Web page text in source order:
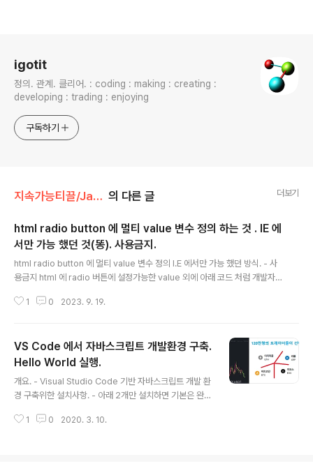
igotit
정의. 관계. 클리어. : coding : making : creating :
developing : trading : enjoying
구독하기
지속가능티끌/JavaScript 의 다른 글 더보기
html radio button 에 멀티 value 변수 정의 하는 것 . IE 에
서만 가능 했던 것(똥). 사용금지.
html radio button 에 멀티 value 변수 정의 I.E 에서만 가능 했던 방식. - 사
용금지 html 에 radio 버튼에 설정가능한 value 외에 아래 코드 처럼 개발자
o 버튼 클릭시 value, value_id 각각의 값을 모두 활용가능하여 편리했는데,
닌 것을 인터넷 익스플로러에서는 사용 하게 했다는? 아 시발 ... 결국 MS 지들
도 인터넷 익스플로러 못쓰게 하려고 쌩쑈를 하고 있지..하 그런다고 에지 사용
할것 같음 ? 에지 사용하는 ..
1 0 2023. 9. 19.
VS Code 에서 자바스크립트 개발환경 구축.
Hello World 실행.
개요. - Visual Studio Code 기반 자바스크립트 개발 환
경 구축위한 설치사항. - 아래 2개만 설치하면 기본은 완료
e 설치. - 아래 주소 설명대로 설치완료한다. Visual Stud
1 0 2020. 3. 10.